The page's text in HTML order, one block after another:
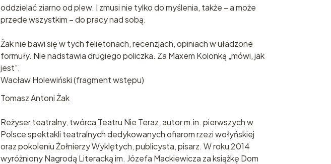
oddzielać ziarno od plew. I zmusi nie tylko do myślenia, także – a może
przede wszystkim – do pracy nad sobą.
Żak nie bawi się w tych felietonach, recenzjach, opiniach w uładzone
formuły. Nie nadstawia drugiego policzka. Za Maxem Kolonką „mówi, jak
jest”.
Wacław Holewiński (fragment wstępu)
Tomasz Antoni Żak
Reżyser teatralny, twórca Teatru Nie Teraz, autor m.in. pierwszych w
Polsce spektakli teatralnych dedykowanych ofiarom rzezi wołyńskiej
oraz pokoleniu Żołnierzy Wyklętych, publicysta, pisarz. W roku 2014
wyróżniony Nagrodą Literacką im. Józefa Mackiewicza za książkę Dom